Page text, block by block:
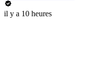
il y a 10 heures